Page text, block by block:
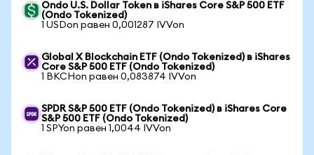
Ondo U.S. Dollar Token в iShares Core S&P 500 ETF
(Ondo Tokenized)
1 USDon равен 0,001287 IVVon
Global X Blockchain ETF (Ondo Tokenized) в iShares
Core S&P 500 ETF (Ondo Tokenized)
1 BKCHon равен 0,083874 IVVon
SPDR S&P 500 ETF (Ondo Tokenized) в iShares Core
S&P 500 ETF (Ondo Tokenized)
1 SPYon равен 1,0044 IVVon